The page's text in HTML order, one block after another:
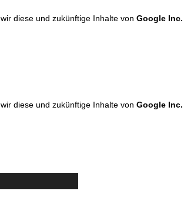
diese und zukünftige Inhalte von Google Inc.
diese und zukünftige Inhalte von Google Inc.